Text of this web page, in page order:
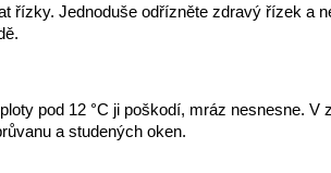
řízky. Jednoduše odřízněte zdravý řízek a
pod 12 °C ji poškodí, mráz nesnesne. V
a studených oken.